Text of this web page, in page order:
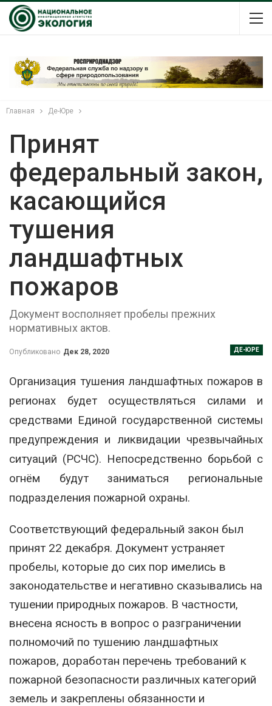
Главная Де-Юре
Принят
федеральный закон,
касающийся
тушения
ландшафтных
пожаров
Документ восполняет пробелы прежних
нормативных актов.
ДЕ-ЮРЕ
Опубликовано Дек 28, 2020
Организация тушения ландшафтных пожаров в
регионах будет осуществляться силами и
средствами Единой государственной системы
предупреждения и ликвидации чрезвычайных
ситуаций (РСЧС). Непосредственно борьбой с
огнём будут заниматься региональные
подразделения пожарной охраны.
Соответствующий федеральный закон был
принят 22 декабря. Документ устраняет
пробелы, которые до сих пор имелись в
законодательстве и негативно сказывались на
тушении природных пожаров. В частности,
внесена ясность в вопрос о разграничении
полномочий по тушению ландшафтных
пожаров, доработан перечень требований к
пожарной безопасности различных категорий
земель и закреплены обязанности и